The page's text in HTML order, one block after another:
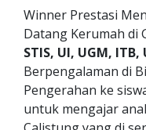
Winner Prestasi
Datang Kerumah di
STIS, UI, UGM, ITB,
Berpengalaman di
Pengerahan ke
untuk mengajar